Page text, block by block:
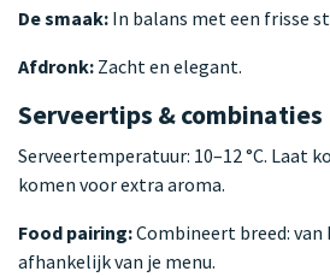
De smaak: In balans met een frisse
Afdronk: Zacht en elegant.
Serveertips & combinaties
Serveertemperatuur: 10–12 °C. Laat
komen voor extra aroma.
Food pairing:Combineert breed:
afhankelijk van je menu.